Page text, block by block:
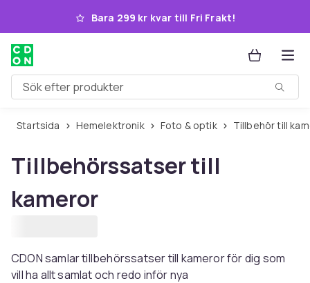
Hoppa till huvudinnehållet
Bara 299 kr kvar till Fri Frakt!
Sök efter produkter
Startsida Hemelektronik Foto & optik Tillbehör till
Tillbehörssatser till
kameror
CDON samlar tillbehörssatser till kameror för dig som
vill ha allt samlat och redo inför nya